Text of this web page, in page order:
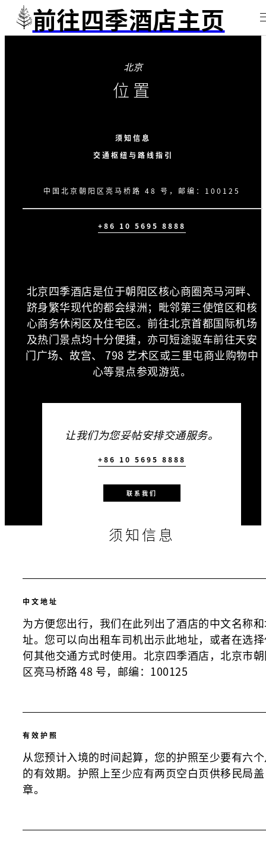
前往四季酒店主页
北京
位置
须知信息
交通枢纽与路线指引
中国北京朝阳区亮马桥路 48 号，邮编：100125
+86 10 5695 8888
北京四季酒店是位于朝阳区核心商圈亮马河畔、
跻身繁华现代的都会绿洲；毗邻第三使馆区和核
心商务休闲区及住宅区。前往北京首都国际机场
及热门景点均十分便捷，亦可短途驱车前往天安
门广场、故宫、 798 艺术区或三里屯商业购物中
心等景点参观游览。
让我们为您妥帖安排交通服务。
+86 10 5695 8888
联系我们
须知信息
中文地址
为方便您出行，我们在此列出了酒店的中文名称
址。您可以向出租车司机出示此地址，或者在选
何其他交通方式时使用。北京四季酒店，北京市
区亮马桥路 48 号，邮编：100125
有效护照
从您预计入境的时间起算，您的护照至少要有六
的有效期。护照上至少应有两页空白页供移民局盖
章。